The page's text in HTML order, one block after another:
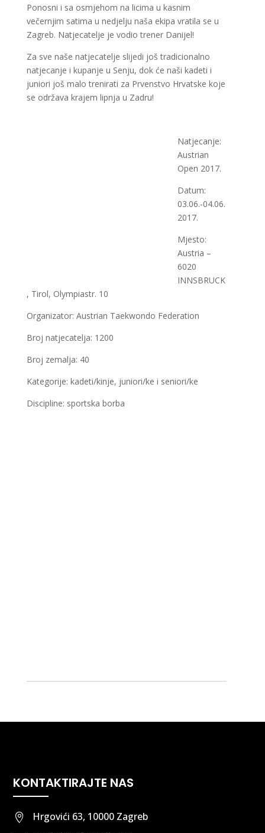
Ponosni i sa osmjehom na licima u kasnim
večernjim satima u nedjelju naša ekipa vratila se u
Zagreb. Natjecatelje je vodio trener Danijel!
Za sve naše natjecatelje slijedi još tradicionalno
natjecanje i kupanje u Senju, dok će naši kadeti i
juniori još malo trenirati za Prvenstvo Hrvatske koje
se održava krajem lipnja u Zadru!
Natjecanje:
Austrian
Open 2017.
Datum:
03.06.-04.06.
2017.
Mjesto:
Austria –
6020
INNSBRUCK
, Tirol, Olympiastr. 10
Organizator: Austrian Taekwondo Federation
Broj natjecatelja: 1200
Broj zemalja: 40
Kategorije: kadeti/kinje, juniori/ke i seniori/ke
Discipline: sportska borba
KONTAKTIRAJTE NAS
 Hrgovići 63, 10000 Zagreb